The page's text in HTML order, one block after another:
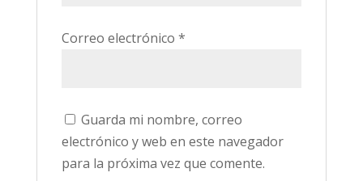
Correo electrónico *
Guarda mi nombre, correo
electrónico y web en este navegador
para la próxima vez que comente.